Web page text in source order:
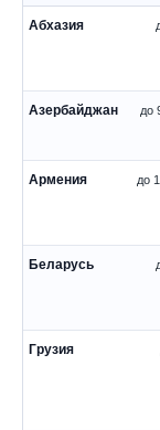
Абхазия
Азербайджан до
Армения до
Беларусь
Грузия